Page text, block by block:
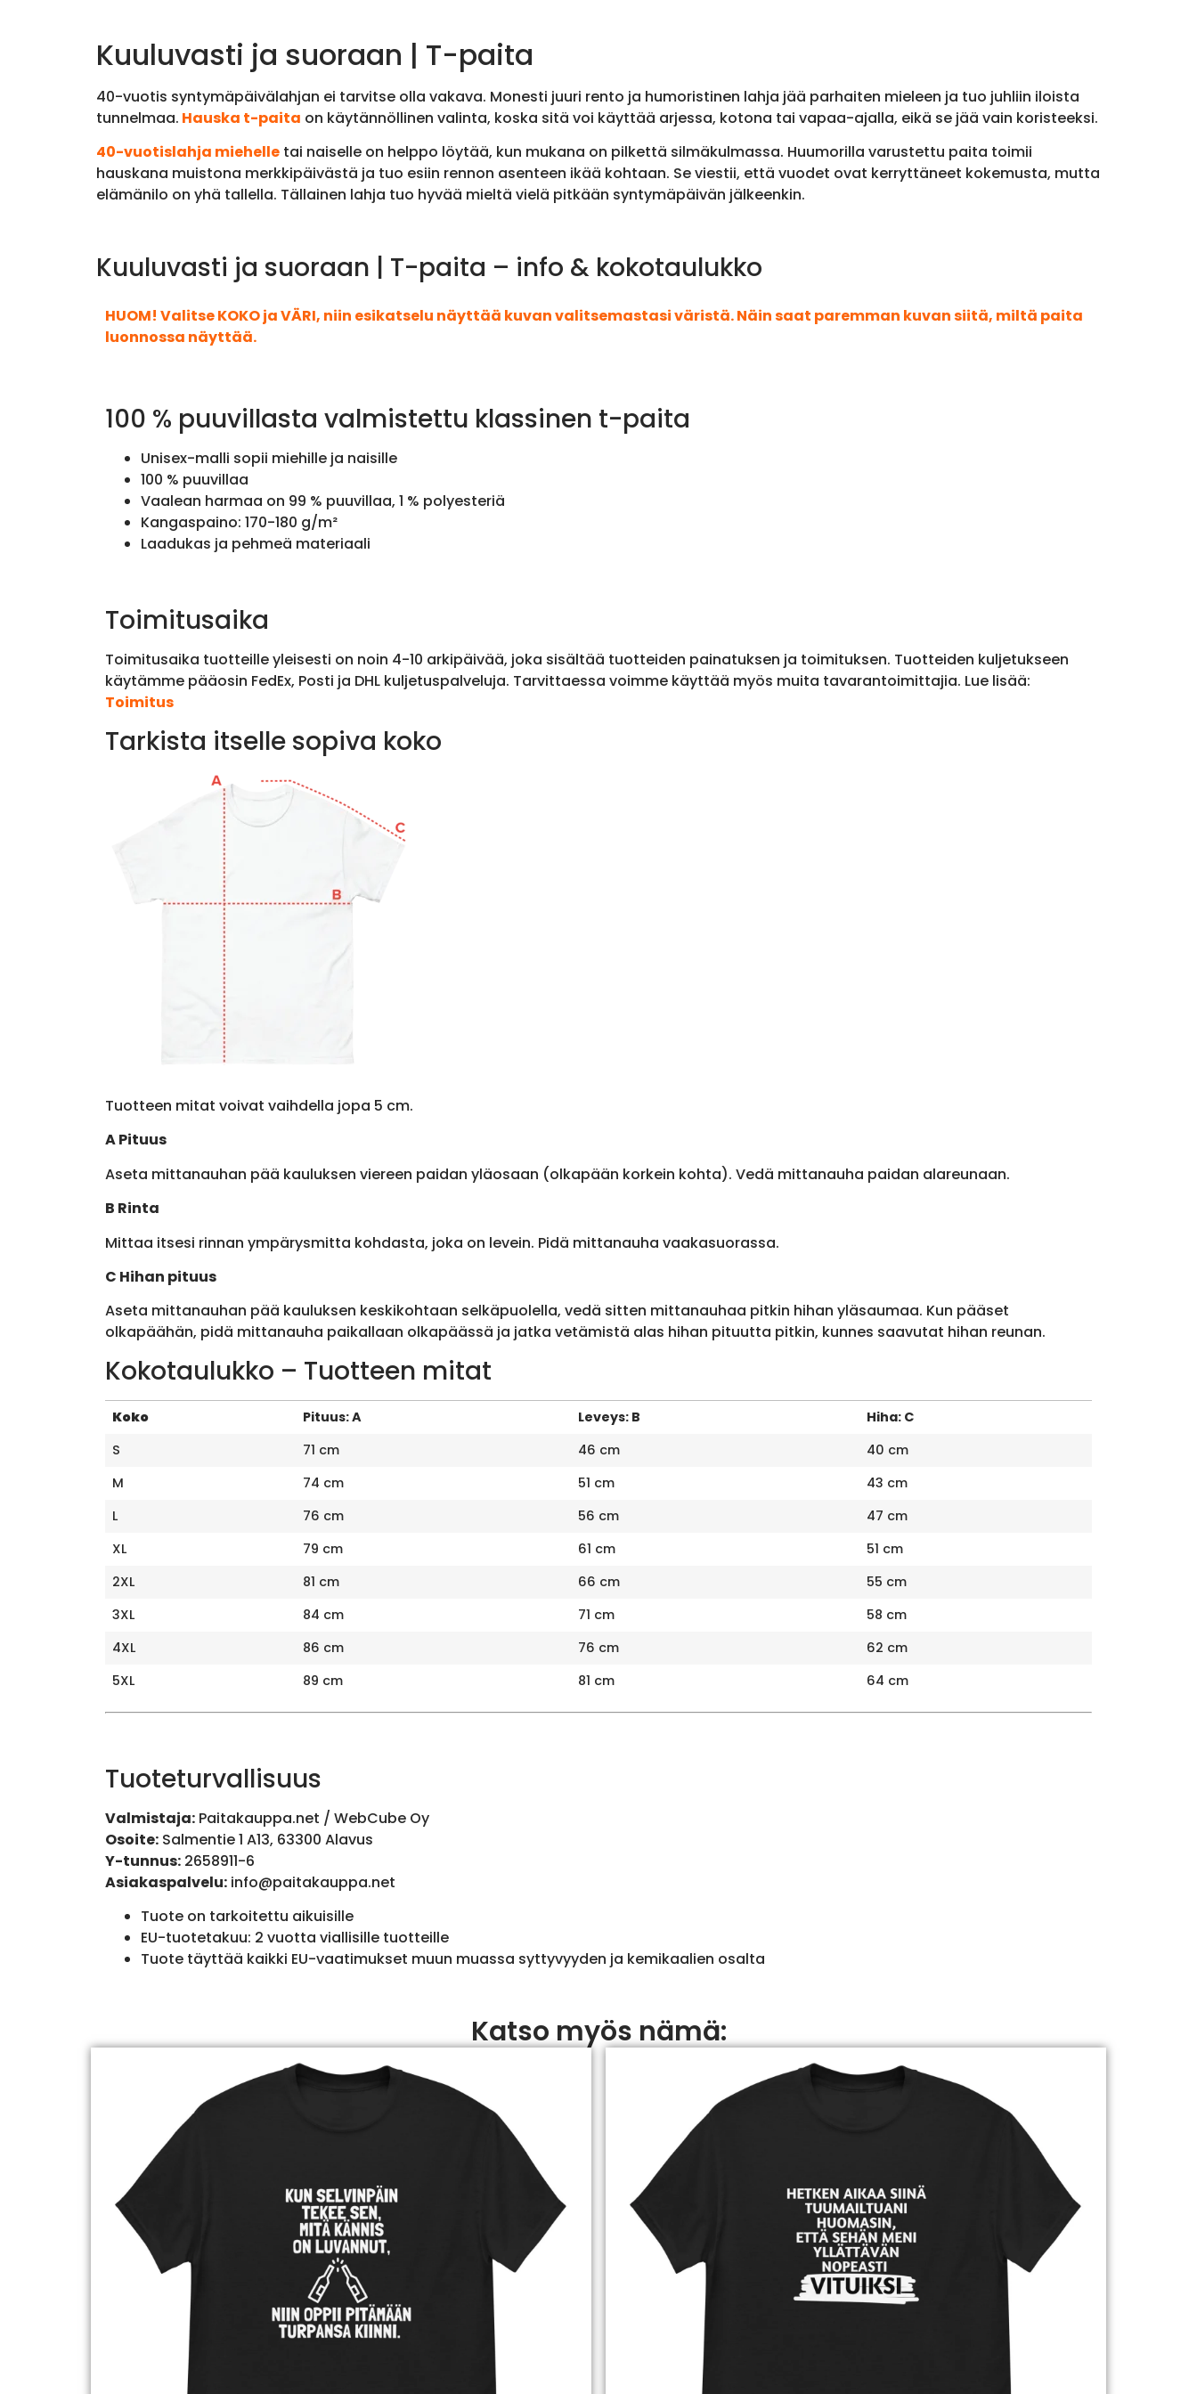
Kuuluvasti ja suoraan | T-paita
40-vuotis syntymäpäivälahjan ei tarvitse olla vakava. Monesti juuri rento ja humoristinen lahja jää parhaiten mieleen ja tuo juhliin iloista
tunnelmaa. Hauska t-paita on käytännöllinen valinta, koska sitä voi käyttää arjessa, kotona tai vapaa-ajalla, eikä se jää vain koristeeksi.
40-vuotislahja miehelletai naiselle on helppo löytää, kun mukana on pilkettä silmäkulmassa. Huumorilla varustettu paita toimii
hauskana muistona merkkipäivästä ja tuo esiin rennon asenteen ikää kohtaan. Se viestii, että vuodet ovat kerryttäneet kokemusta, mutta
elämänilo on yhä tallella. Tällainen lahja tuo hyvää mieltä vielä pitkään syntymäpäivän jälkeenkin.
Kuuluvasti ja suoraan | T-paita – info & kokotaulukko
HUOM! Valitse KOKO ja VÄRI, niin esikatselu näyttää kuvan valitsemastasi väristä. Näin saat paremman kuvan siitä, miltä paita
luonnossa näyttää.
100 % puuvillasta valmistettu klassinen t-paita
Unisex-malli sopii miehille ja naisille
100 % puuvillaa
Vaalean harmaa on 99 % puuvillaa, 1 % polyesteriä
Kangaspaino: 170-180 g/m²
Laadukas ja pehmeä materiaali
Toimitusaika
Toimitusaika tuotteille yleisesti on noin 4-10 arkipäivää, joka sisältää tuotteiden painatuksen ja toimituksen. Tuotteiden kuljetukseen
käytämme pääosin FedEx, Posti ja DHL kuljetuspalveluja. Tarvittaessa voimme käyttää myös muita tavarantoimittajia. Lue lisää:
Toimitus
Tarkista itselle sopiva koko
Tuotteen mitat voivat vaihdella jopa 5 cm.
A Pituus
Aseta mittanauhan pää kauluksen viereen paidan yläosaan (olkapään korkein kohta). Vedä mittanauha paidan alareunaan.
B Rinta
Mittaa itsesi rinnan ympärysmitta kohdasta, joka on levein. Pidä mittanauha vaakasuorassa.
C Hihan pituus
Aseta mittanauhan pää kauluksen keskikohtaan selkäpuolella, vedä sitten mittanauhaa pitkin hihan yläsaumaa. Kun pääset
olkapäähän, pidä mittanauha paikallaan olkapäässä ja jatka vetämistä alas hihan pituutta pitkin, kunnes saavutat hihan reunan.
Kokotaulukko – Tuotteen mitat
Koko Pituus: A Leveys: B
Hiha: C
S
71 cm 46 cm
40 cm
M
74 cm 51 cm
43 cm
L
76 cm 56 cm
47 cm
XL
79 cm 61 cm
51 cm
2XL
81 cm 66 cm
55 cm
3XL
84 cm 71 cm
58 cm
4XL
86 cm 76 cm
62 cm
5XL
89 cm 81 cm 64 cm
Tuoteturvallisuus
Valmistaja:Paitakauppa.net / WebCube Oy
Osoite:Salmentie 1 A13, 63300 Alavus
Y-tunnus:2658911-6
Asiakaspalvelu: info@paitakauppa.net
Tuote on tarkoitettu aikuisille
EU-tuotetakuu: 2 vuotta viallisille tuotteille
Tuote täyttää kaikki EU-vaatimukset muun muassa syttyvyyden ja kemikaalien osalta
Katso myös nämä: